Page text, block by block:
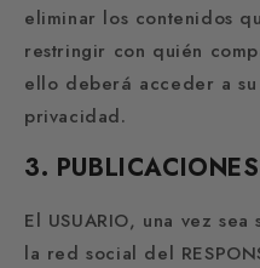
eliminar los contenidos
restringir con quién
ello deberá acceder a
privacidad.
3. PUBLICACIONES
El USUARIO, una vez
la red social del